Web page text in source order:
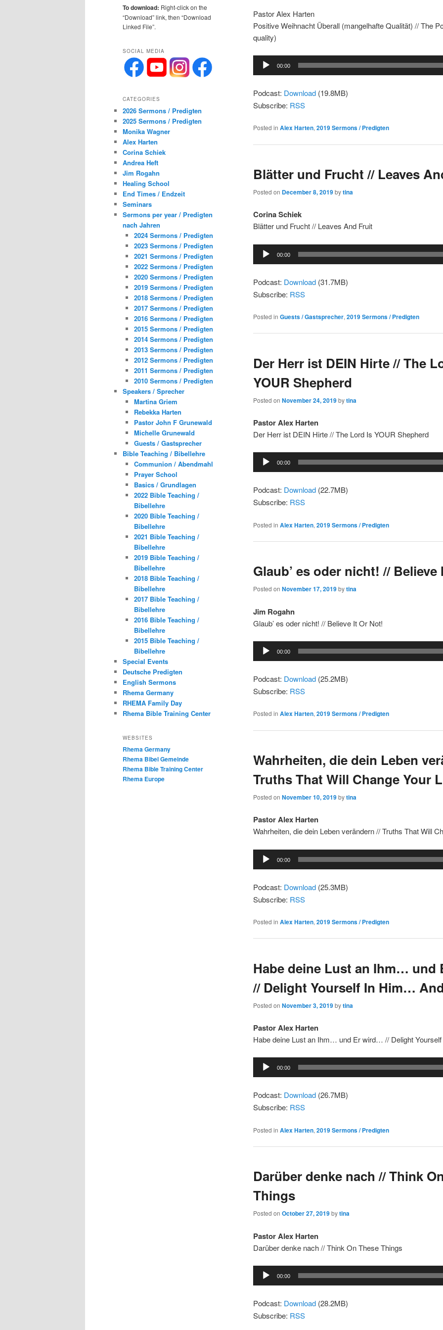
Pastor Alex Harten
Positive Weihnacht Überall (mangelhafte Qualität) // The
quality)
Audio
00:00
Podcast: Download (19.8MB)
Subscribe: RSS
Posted in Alex Harten, 2019 Sermons / Predigten
Blätter und Frucht // Leaves
Posted on December 8, 2019bytina
Corina Schiek
Blätter und Frucht // Leaves And Fruit
Audio
Player
00:00
Podcast: Download (31.7MB)
Subscribe: RSS
Posted in Guests / Gastsprecher, 2019 Sermons / Predigten
Der Herr ist DEIN Hirte // The
YOUR Shepherd
Posted on November 24, 2019bytina
Pastor Alex Harten
Der Herr ist DEIN Hirte // The Lord Is YOUR Shepherd
Audio
Player
00:00
Podcast: Download (22.7MB)
Subscribe: RSS
Posted in Alex Harten, 2019 Sermons / Predigten
Glaub’ es oder nicht! // Believe
Posted on November 17, 2019bytina
Jim Rogahn
Glaub’ es oder nicht! // Believe It Or Not!
Audio
00:00
Podcast: Download (25.2MB)
Subscribe: RSS
Posted in Alex Harten, 2019 Sermons / Predigten
Wahrheiten, die dein Leben
Truths That Will Change Your
Posted on November 10, 2019bytina
Pastor Alex Harten
Wahrheiten, die dein Leben verändern // Truths That Will
Audio
Player
00:00
Podcast: Download (25.3MB)
Subscribe: RSS
Posted in Alex Harten, 2019 Sermons / Predigten
Habe deine Lust an Ihm…
// Delight Yourself In Him…
Posted on November 3, 2019bytina
Pastor Alex Harten
Habe deine Lust an Ihm… und Er wird… // Delight
Audio
Player
00:00
Podcast: Download (26.7MB)
Subscribe: RSS
Posted in Alex Harten, 2019 Sermons / Predigten
Darüber denke nach // Think
Things
Posted on October 27, 2019bytina
Pastor Alex Harten
Darüber denke nach // Think On These Things
Audio
00:00
Podcast: Download (28.2MB)
Subscribe: RSS
To download: Right-click on the
“Download” link, then “Download
Linked File”.
SOCIAL MEDIA
CATEGORIES
2026 Sermons / Predigten
2025 Sermons / Predigten
Monika Wagner
Alex Harten
Corina Schiek
Andrea Heft
Jim Rogahn
Healing School
End Times / Endzeit
Seminars
Sermons per year / Predigten
nach Jahren
2024 Sermons / Predigten
2023 Sermons / Predigten
2021 Sermons / Predigten
2022 Sermons / Predigten
2020 Sermons / Predigten
2019 Sermons / Predigten
2018 Sermons / Predigten
2017 Sermons / Predigten
2016 Sermons / Predigten
2015 Sermons / Predigten
2014 Sermons / Predigten
2013 Sermons / Predigten
2012 Sermons / Predigten
2011 Sermons / Predigten
2010 Sermons / Predigten
Speakers / Sprecher
Martina Griem
Rebekka Harten
Pastor John F Grunewald
Michelle Grunewald
Guests / Gastsprecher
Bible Teaching / Bibellehre
Communion / Abendmahl
Prayer School
Basics / Grundlagen
2022 Bible Teaching /
Bibellehre
2020 Bible Teaching /
Bibellehre
2021 Bible Teaching /
Bibellehre
2019 Bible Teaching /
Bibellehre
2018 Bible Teaching /
Bibellehre
2017 Bible Teaching /
Bibellehre
2016 Bible Teaching /
Bibellehre
2015 Bible Teaching /
Bibellehre
Special Events
Deutsche Predigten
English Sermons
Rhema Germany
RHEMA Family Day
Rhema Bible Training Center
WEBSITES
Rhema Germany
Rhema Bibel Gemeinde
Rhema Bible Training Center
Rhema Europe